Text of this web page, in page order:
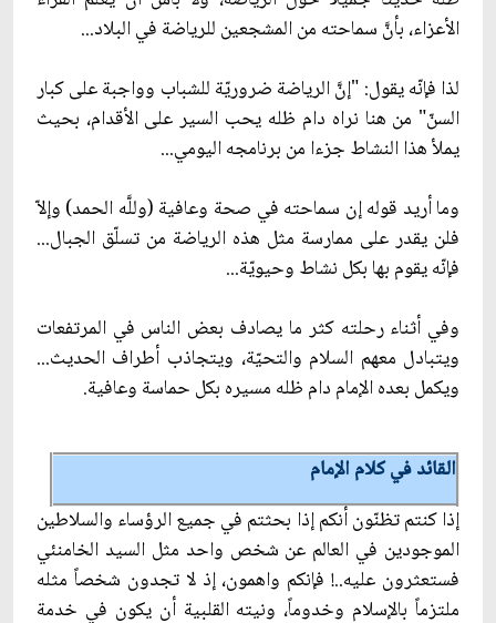
الأعزاء، بأنّ‏َ سماحته من المشجعين للرياضة في البلاد...
لذا فإنّه يقول: "إنّ‏َ الرياضة ضروريّة للشباب وواجبة على كبار
السنّ" من هنا نراه دام ظله يحب السير على الأقدام، بحيث
يملأ هذا النشاط جزءا من برنامجه اليومي...
وما أريد قوله إن سماحته في صحة وعافية (وللَّه الحمد) وإلاّ
فلن يقدر على ممارسة مثل هذه الرياضة من تسلّق الجبال...
فإنّه يقوم بها بكل نشاط وحيويّة...
وفي أثناء رحلته كثر ما يصادف بعض الناس في المرتفعات
ويتبادل معهم السلام والتحيّة، ويتجاذب أطراف الحديث...
ويكمل بعده الإمام دام ظله مسيره بكل حماسة وعافية.
القائد في كلام الإمام
إذا كنتم تظنّون أنكم إذا بحثتم في جميع الرؤساء والسلاطين
الموجودين في العالم عن شخص واحد مثل السيد الخامنئي
فستعثرون عليه..! فإنكم واهمون، إذ لا تجدون شخصاً مثله
ملتزماً بالإسلام وخدوماً، ونيته القلبية أن يكون في خدمة